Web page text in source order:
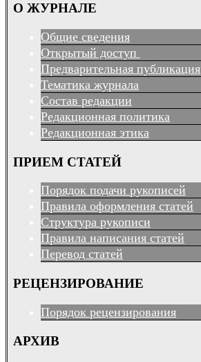
О ЖУРНАЛЕ
Общие сведения
Открытый доступ
Предварительная публикация
Тематика журнала
Состав редакции
Редакционная политика
Редакционная этика
ПРИЕМ СТАТЕЙ
Порядок подачи рукописей
Правила оформления статей
Структура рукописи
Правила написания статей
Перевод статей
РЕЦЕНЗИРОВАНИЕ
Порядок рецензирования
АРХИВ